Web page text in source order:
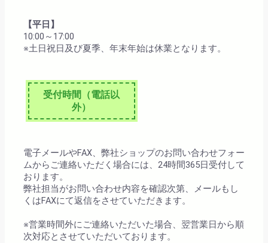
【平日】
10:00～17:00
※土日祝日及び夏季、年末年始は休業となります。
受付時間（電話以
外）
電子メールやFAX、弊社ショップのお問い合わせフォー
ムからご連絡いただく場合には、24時間365日受付して
おります。
弊社担当がお問い合わせ内容を確認次第、メールもし
くはFAXにて返信をさせていただきます。
※営業時間外にご連絡いただいた場合、翌営業日から順
次対応とさせていただいております。